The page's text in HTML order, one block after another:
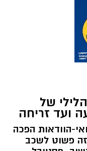
של
ועד זריחה
הוודאות הפכה
פשוט לשכב